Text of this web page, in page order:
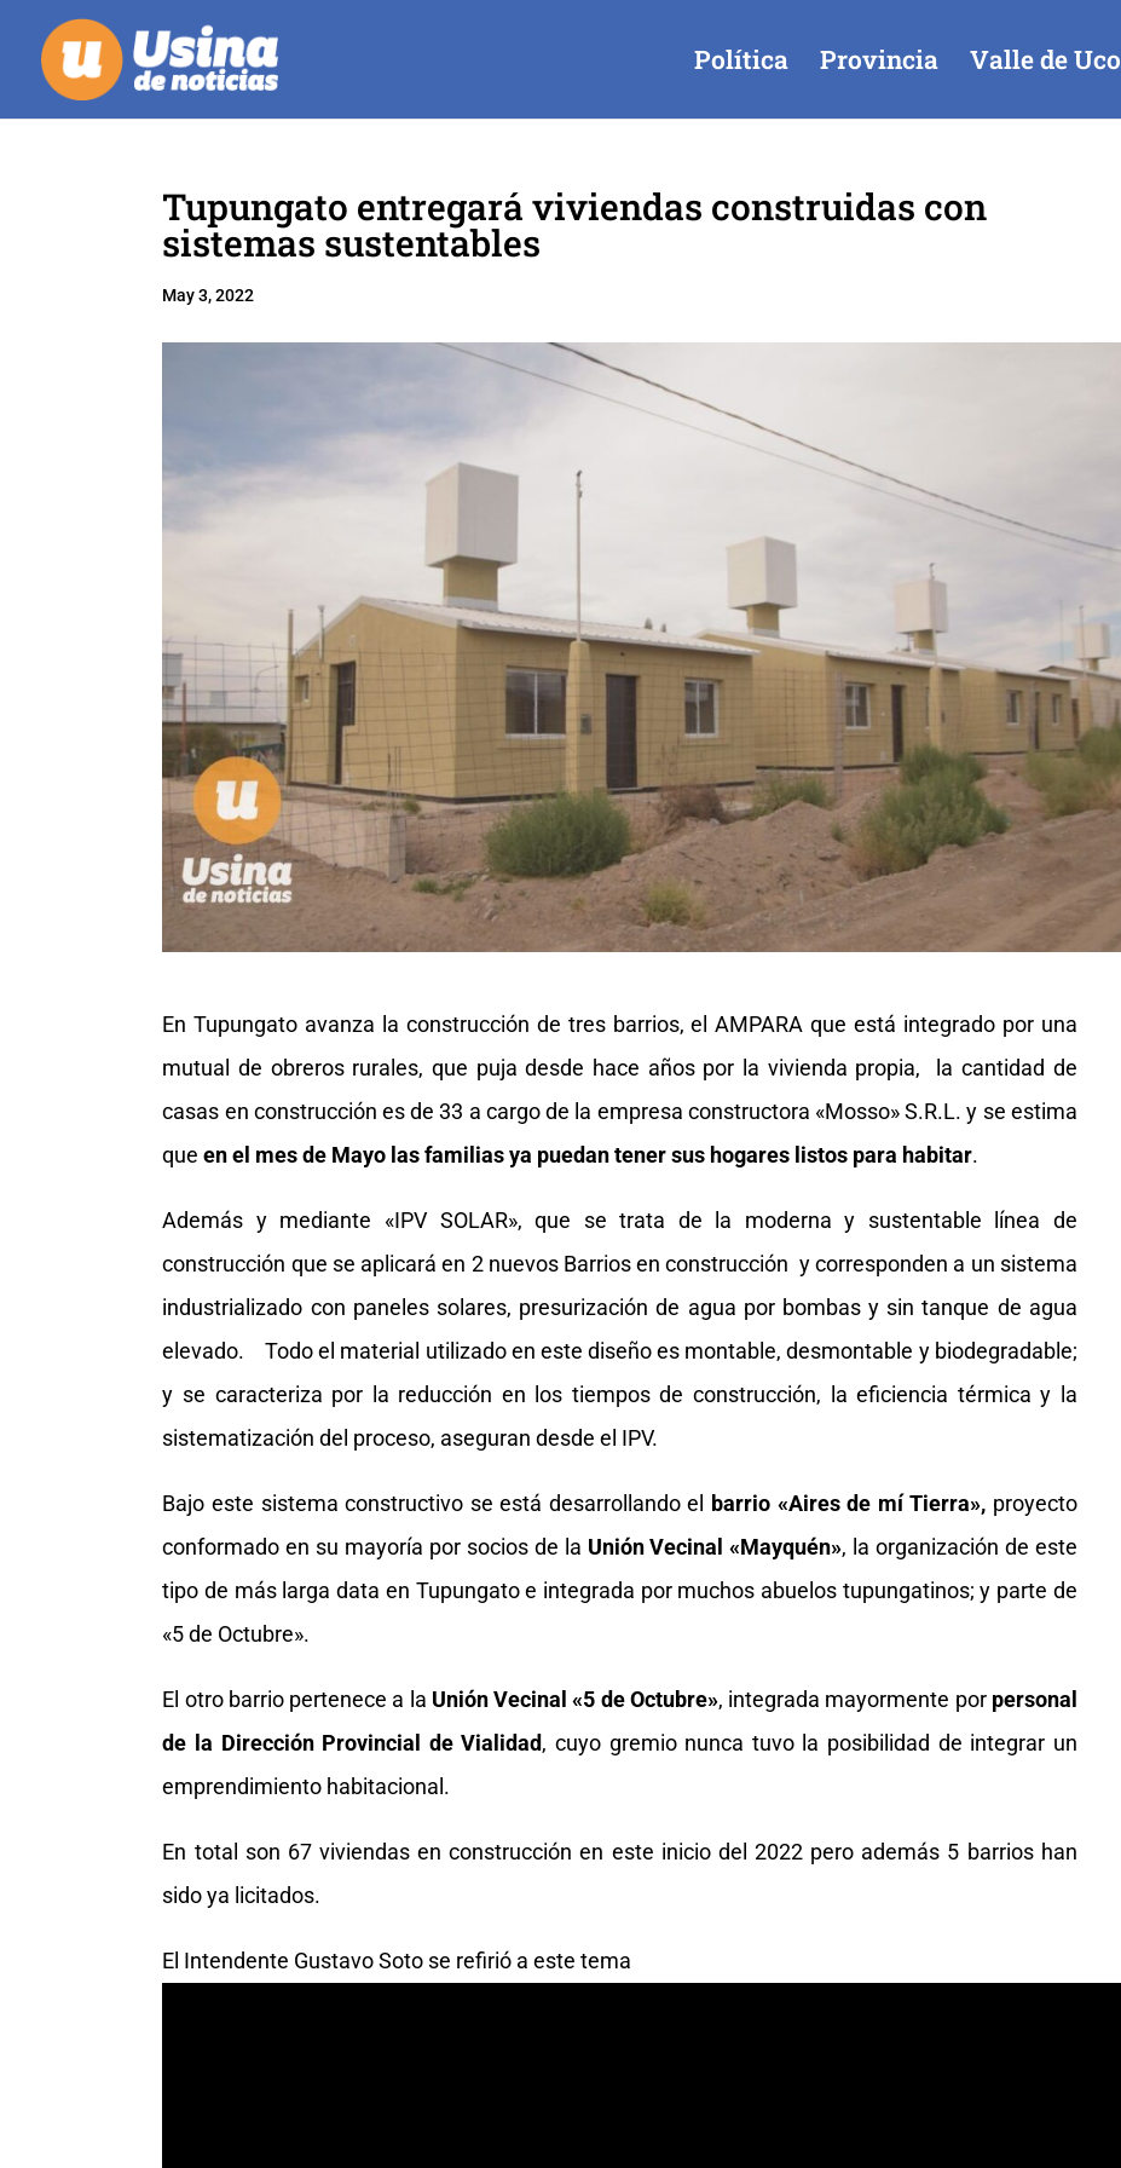
Política Provincia Valle de Uco
Tupungato entregará viviendas construidas con
sistemas sustentables
May 3, 2022
En Tupungato avanza la construcción de tres barrios, el AMPARA que está integrado por una
mutual de obreros rurales, que puja desde hace años por la vivienda propia, la cantidad de
casas en construcción es de 33 a cargo de la empresa constructora «Mosso» S.R.L. y se estima
queen el mes de Mayo las familias ya puedan tener sus hogares listos para habitar.
Además y mediante «IPV SOLAR», que se trata de la moderna y sustentable línea de
construcción que se aplicará en 2 nuevos Barrios en construcción y corresponden a un sistema
industrializado con paneles solares, presurización de agua por bombas y sin tanque de agua
elevado. Todo el material utilizado en este diseño es montable, desmontable y biodegradable;
y se caracteriza por la reducción en los tiempos de construcción, la eficiencia térmica y la
sistematización del proceso, aseguran desde el IPV.
Bajo este sistema constructivo se está desarrollando el barrio «Aires de mí Tierra», proyecto
conformado en su mayoría por socios de la Unión Vecinal «Mayquén», la organización de este
tipo de más larga data en Tupungato e integrada por muchos abuelos tupungatinos; y parte de
«5 de Octubre».
El otro barrio pertenece a la Unión Vecinal «5 de Octubre», integrada mayormente por personal
de la Dirección Provincial de Vialidad, cuyo gremio nunca tuvo la posibilidad de integrar un
emprendimiento habitacional.
En total son 67 viviendas en construcción en este inicio del 2022 pero además 5 barrios han
sido ya licitados.
El Intendente Gustavo Soto se refirió a este tema